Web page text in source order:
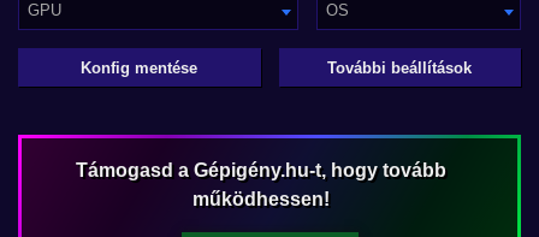
GPU OS
Konfig mentése További beállítások
Támogasd a Gépigény.hu-t, hogy tovább
működhessen!